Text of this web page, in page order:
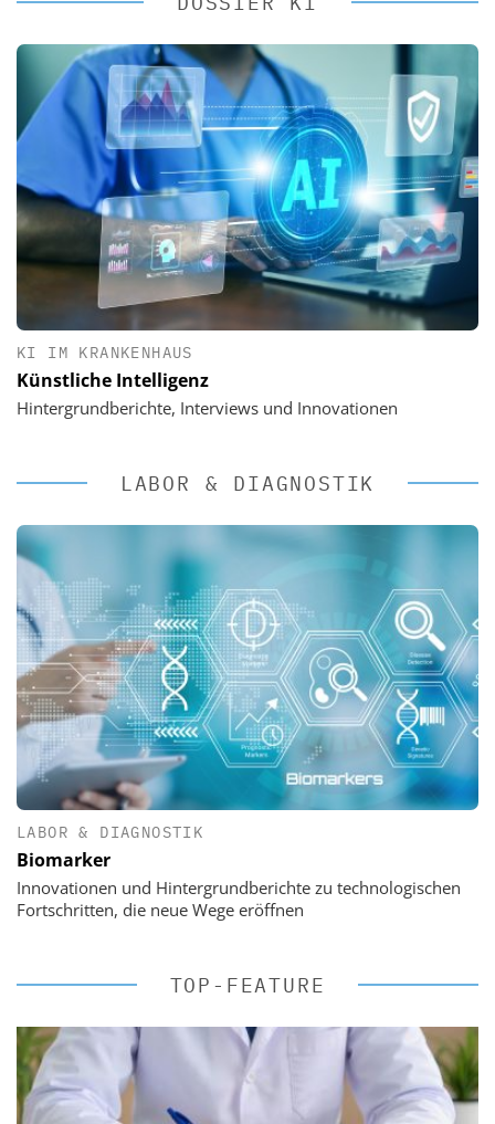
KI IM KRANKENHAUS
Künstliche Intelligenz
Hintergrundberichte, Interviews und Innovationen
LABOR & DIAGNOSTIK
LABOR & DIAGNOSTIK
Biomarker
Innovationen und Hintergrundberichte zu technologischen
Fortschritten, die neue Wege eröffnen
TOP-FEATURE